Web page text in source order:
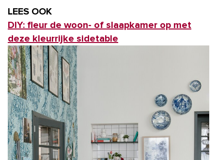
LEES OOK
DIY: fleur de woon- of slaapkamer op met
deze kleurrijke sidetable